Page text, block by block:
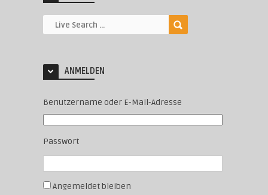
ANMELDEN
Benutzername oder E-Mail-Adresse
Passwort
Angemeldet bleiben